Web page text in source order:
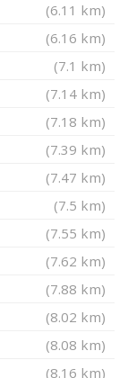
(6.11 km)
(6.16 km)
(7.1 km)
(7.14 km)
(7.18 km)
(7.39 km)
(7.47 km)
(7.5 km)
(7.55 km)
(7.62 km)
(7.88 km)
(8.02 km)
(8.08 km)
(8.16 km)